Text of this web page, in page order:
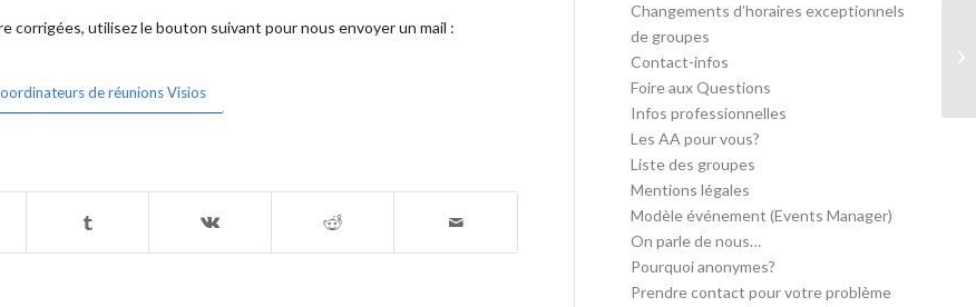
utilisez le bouton suivant pour nous envoyer un mail :
de réunions Visios
Changements d’horaires exceptionnels
de groupes
Contact-infos
Foire aux Questions
Infos professionnelles
Les AA pour vous?
Liste des groupes
Mentions légales
Modèle événement (Events Manager)
On parle de nous…
Pourquoi anonymes?
Prendre contact pour votre problème